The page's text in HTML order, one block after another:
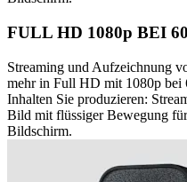
FULL HD 1080p BEI
Streaming und Aufzeichnung
mehr in Full HD mit 1080p bei
Inhalten Sie produzieren:
Bild mit flüssiger Bewegung
Bildschirm.